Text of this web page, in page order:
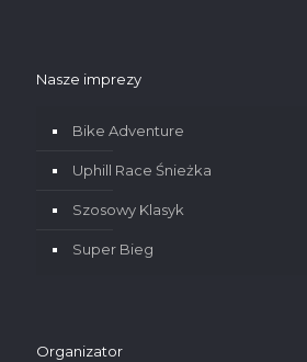
Nasze imprezy
Bike Adventure
Uphill Race Śnieżka
Szosowy Klasyk
Super Bieg
Organizator